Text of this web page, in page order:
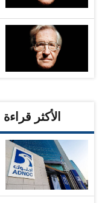
الأكثر قراءة